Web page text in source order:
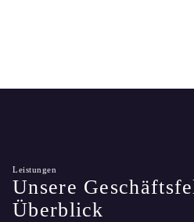
Leistungen
Unsere
Überblick